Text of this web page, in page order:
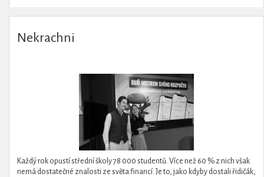
Nekrachni
Každý rok opustí střední školy 78 000 studentů. Více než 60 % z nich však
nemá dostatečné znalosti ze světa financí. Je to, jako kdyby dostali řidičák,